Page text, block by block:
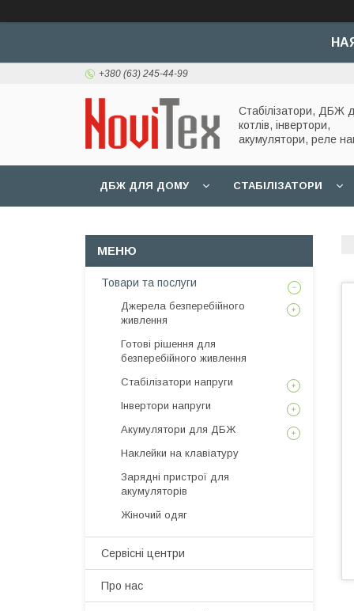
+380 (63) 245-44-99
Стабілізатори, ДБЖ
котлів, інвертори,
акумулятори, реле
ДБЖ ДЛЯ ДОМУ СТАБІЛІЗАТОРИ
Товари та послуги
Джерела безперебійного
живлення
Готові рішення для
безперебійного живлення
Стабілізатори напруги
Інвертори напруги
Акумулятори для ДБЖ
Наклейки на клавіатуру
Зарядні пристрої для
акумуляторів
Жіночий одяг
Сервісні центри
Про нас